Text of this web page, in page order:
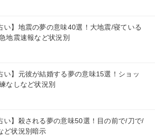
い】地震の夢の意味40選！大地震/寝ている
地震速報など状況別
い】元彼が結婚する夢の意味15選！ショッ
なしなど状況別
い】殺される夢の意味50選！目の前で/刀で/
ど状況別暗示